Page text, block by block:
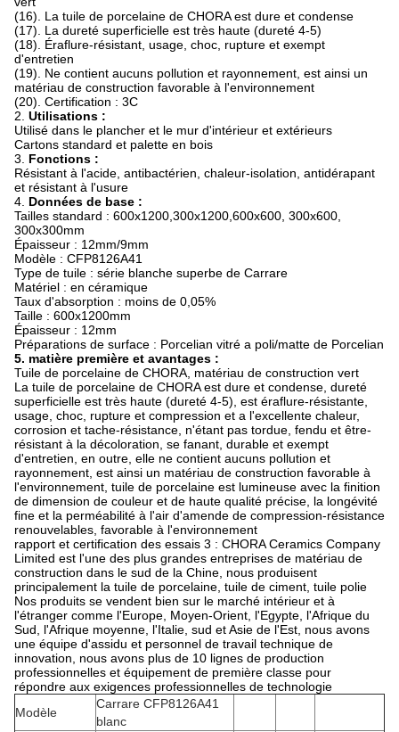
(16). La tuile de porcelaine de CHORA est dure et condense
(17). La dureté superficielle est très haute (dureté 4-5)
(18). Éraflure-résistant, usage, choc, rupture et exempt
d'entretien
(19). Ne contient aucuns pollution et rayonnement, est ainsi un
matériau de construction favorable à l'environnement
(20). Certification : 3C
2. Utilisations :
Utilisé dans le plancher et le mur d'intérieur et extérieurs
Cartons standard et palette en bois
3. Fonctions :
Résistant à l'acide, antibactérien, chaleur-isolation, antidérapant
et résistant à l'usure
4. Données de base :
Tailles standard : 600x1200,300x1200,600x600, 300x600,
300x300mm
Épaisseur : 12mm/9mm
Modèle : CFP8126A41
Type de tuile : série blanche superbe de Carrare
Matériel : en céramique
Taux d'absorption : moins de 0,05%
Taille : 600x1200mm
Épaisseur : 12mm
Préparations de surface : Porcelian vitré a poli/matte de Porcelian
5. matière première et avantages :
Tuile de porcelaine de CHORA, matériau de construction vert
La tuile de porcelaine de CHORA est dure et condense, dureté
superficielle est très haute (dureté 4-5), est éraflure-résistante,
usage, choc, rupture et compression et a l'excellente chaleur,
corrosion et tache-résistance, n'étant pas tordue, fendu et être-
résistant à la décoloration, se fanant, durable et exempt
d'entretien, en outre, elle ne contient aucuns pollution et
rayonnement, est ainsi un matériau de construction favorable à
l'environnement, tuile de porcelaine est lumineuse avec la finition
de dimension de couleur et de haute qualité précise, la longévité
fine et la perméabilité à l'air d'amende de compression-résistance
renouvelables, favorable à l'environnement
rapport et certification des essais 3 : CHORA Ceramics Company
Limited est l'une des plus grandes entreprises de matériau de
construction dans le sud de la Chine, nous produisent
principalement la tuile de porcelaine, tuile de ciment, tuile polie
Nos produits se vendent bien sur le marché intérieur et à
l'étranger comme l'Europe, Moyen-Orient, l'Egypte, l'Afrique du
Sud, l'Afrique moyenne, l'Italie, sud et Asie de l'Est, nous avons
une équipe d'assidu et personnel de travail technique de
innovation, nous avons plus de 10 lignes de production
professionnelles et équipement de première classe pour
répondre aux exigences professionnelles de technologie
Modèle
Carrare CFP8126A41
blanc